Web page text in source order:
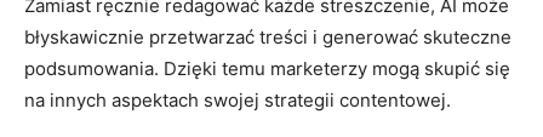
Zamiast ręcznie ​redagować każde streszczenie, ​AI może
błyskawicznie przetwarzać treści i⁢ generować skuteczne
podsumowania.⁤ Dzięki temu marketerzy mogą⁢ skupić ⁣się
na⁤ innych aspektach swojej‍ strategii contentowej.